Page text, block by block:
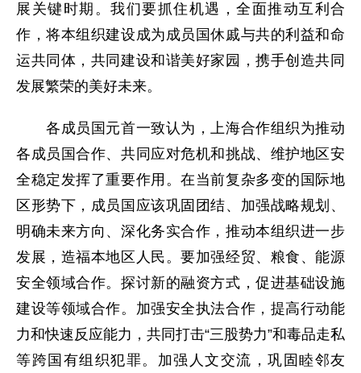
展关键时期。我们要抓住机遇，全面推动互利合
作，将本组织建设成为成员国休戚与共的利益和命
运共同体，共同建设和谐美好家园，携手创造共同
发展繁荣的美好未来。
各成员国元首一致认为，上海合作组织为推动
各成员国合作、共同应对危机和挑战、维护地区安
全稳定发挥了重要作用。在当前复杂多变的国际地
区形势下，成员国应该巩固团结、加强战略规划、
明确未来方向、深化务实合作，推动本组织进一步
发展，造福本地区人民。要加强经贸、粮食、能源
安全领域合作。探讨新的融资方式，促进基础设施
建设等领域合作。加强安全执法合作，提高行动能
力和快速反应能力，共同打击“三股势力”和毒品走私
等跨国有组织犯罪。加强人文交流，巩固睦邻友